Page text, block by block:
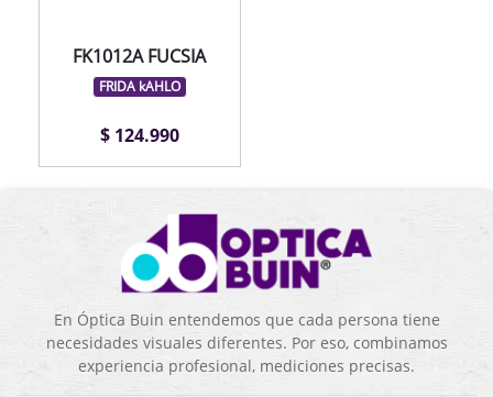
FK1012A FUCSIA
FRIDA kAHLO
$ 124.990
En Óptica Buin entendemos que cada persona tiene
necesidades visuales diferentes. Por eso, combinamos
experiencia profesional, mediciones precisas.